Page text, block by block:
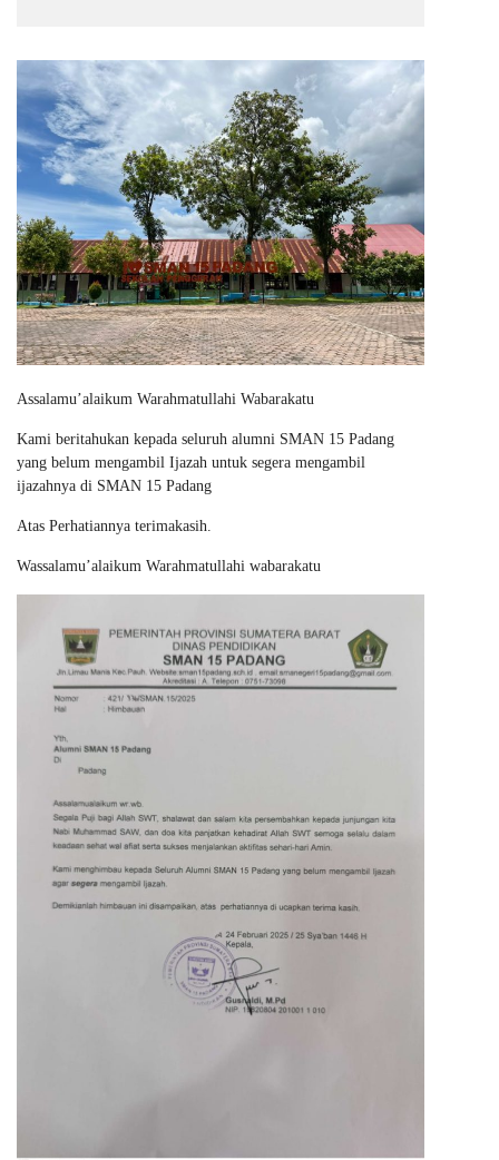
Assalamu’alaikum Warahmatullahi Wabarakatu
Kami beritahukan kepada seluruh alumni SMAN 15 Padang
yang belum mengambil Ijazah untuk segera mengambil
ijazahnya di SMAN 15 Padang
Atas Perhatiannya terimakasih.
Wassalamu’alaikum Warahmatullahi wabarakatu